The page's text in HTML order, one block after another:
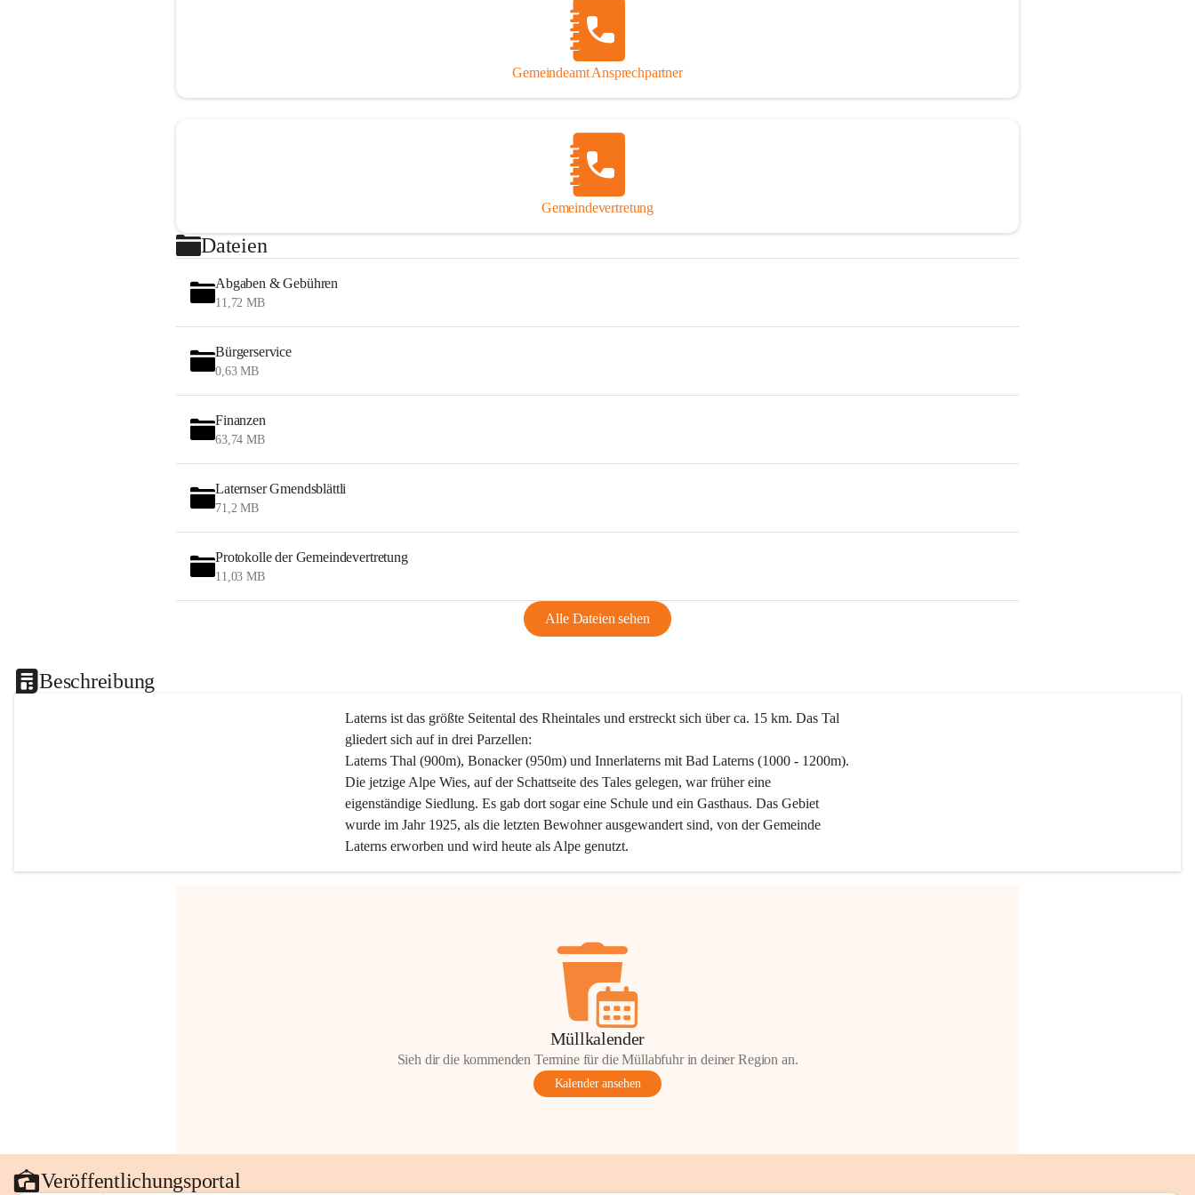
Gemeindeamt Ansprechpartner
Gemeindevertretung
Dateien
Abgaben & Gebühren
11,72 MB
Bürgerservice
0,63 MB
Finanzen
63,74 MB
Laternser Gmendsblättli
71,2 MB
Protokolle der Gemeindevertretung
11,03 MB
Alle Dateien sehen
Beschreibung
Laterns ist das größte Seitental des Rheintales und erstreckt sich über ca. 15 km. Das Tal
gliedert sich auf in drei Parzellen:
Laterns Thal (900m), Bonacker (950m) und Innerlaterns mit Bad Laterns (1000 - 1200m).
Die jetzige Alpe Wies, auf der Schattseite des Tales gelegen, war früher eine
eigenständige Siedlung. Es gab dort sogar eine Schule und ein Gasthaus. Das Gebiet
wurde im Jahr 1925, als die letzten Bewohner ausgewandert sind, von der Gemeinde
Laterns erworben und wird heute als Alpe genutzt.
Müllkalender
Sieh dir die kommenden Termine für die Müllabfuhr in deiner Region an.
Kalender ansehen
Veröffentlichungsportal